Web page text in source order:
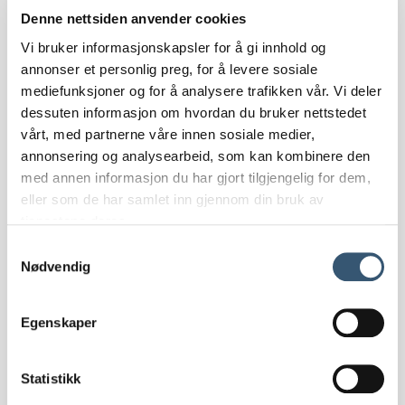
Denne nettsiden anvender cookies
Vi bruker informasjonskapsler for å gi innhold og
annonser et personlig preg, for å levere sosiale
mediefunksjoner og for å analysere trafikken vår. Vi deler
dessuten informasjon om hvordan du bruker nettstedet
vårt, med partnerne våre innen sosiale medier,
annonsering og analysearbeid, som kan kombinere den
med annen informasjon du har gjort tilgjengelig for dem,
eller som de har samlet inn gjennom din bruk av
Nødvendig
Egenskaper
Statistikk
Fiskebåt - utleie
Beitostølen Aktiv & Skiskole
08. aug - 19. aug